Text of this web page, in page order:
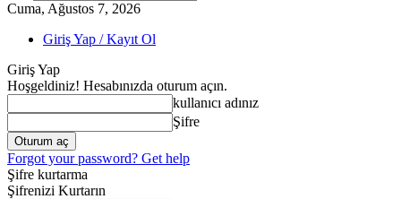
Cuma, Ağustos 7, 2026
Giriş Yap / Kayıt Ol
Giriş Yap
Hoşgeldiniz! Hesabınızda oturum açın.
kullanıcı adınız
Şifre
Forgot your password? Get help
Şifre kurtarma
Şifrenizi Kurtarın